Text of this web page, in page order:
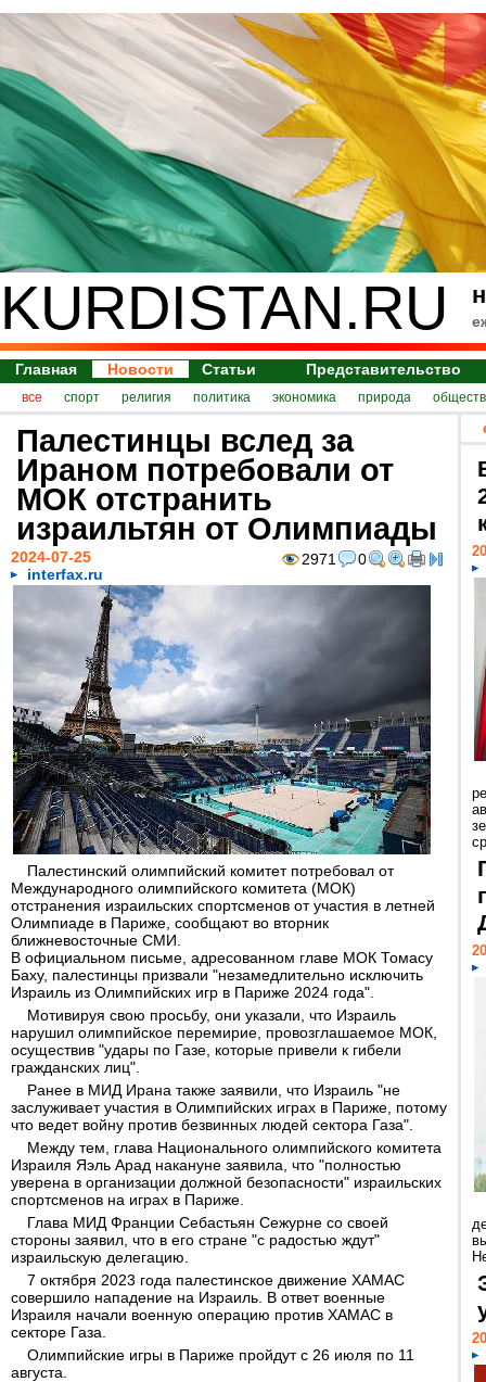
KURDISTAN.RU
Главная Новости Статьи Представительство
все спорт религия политика экономика природа
Палестинцы вслед за
Ираном потребовали от
МОК отстранить
израильтян от Олимпиады
2971 0
2024-07-25
interfax.ru
Палестинский олимпийский комитет потребовал от
Международного олимпийского комитета (МОК)
отстранения израильских спортсменов от участия в летней
Олимпиаде в Париже, сообщают во вторник
ближневосточные СМИ.
В официальном письме, адресованном главе МОК Томасу
Баху, палестинцы призвали "незамедлительно исключить
Израиль из Олимпийских игр в Париже 2024 года".
Мотивируя свою просьбу, они указали, что Израиль
нарушил олимпийское перемирие, провозглашаемое МОК,
осуществив "удары по Газе, которые привели к гибели
гражданских лиц".
Ранее в МИД Ирана также заявили, что Израиль "не
заслуживает участия в Олимпийских играх в Париже, потому
что ведет войну против безвинных людей сектора Газа".
Между тем, глава Национального олимпийского комитета
Израиля Яэль Арад накануне заявила, что "полностью
уверена в организации должной безопасности" израильских
спортсменов на играх в Париже.
Глава МИД Франции Себастьян Сежурне со своей
стороны заявил, что в его стране "с радостью ждут"
израильскую делегацию.
7 октября 2023 года палестинское движение ХАМАС
совершило нападение на Израиль. В ответ военные
Израиля начали военную операцию против ХАМАС в
секторе Газа.
Олимпийские игры в Париже пройдут с 26 июля по 11
августа.